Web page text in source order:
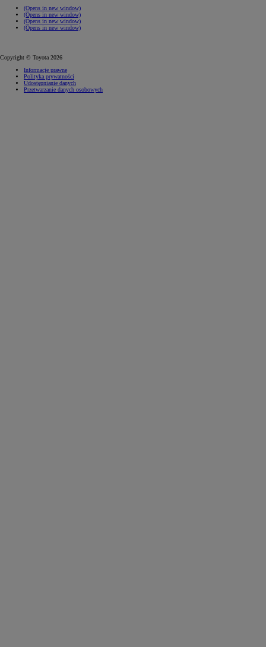
(Opens in new window)
(Opens in new window)
(Opens in new window)
(Opens in new window)
Copyright © Toyota 2026
Informacje prawne
Polityka prywatności
Udostępnianie danych
Przetwarzanie danych osobowych